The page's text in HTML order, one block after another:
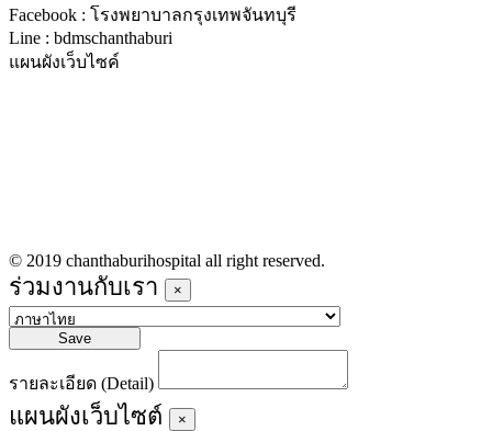
Facebook : โรงพยาบาลกรุงเทพจันทบุรี
Line : bdmschanthaburi
แผนผังเว็บไซค์
© 2019 chanthaburihospital all right reserved.
ร่วมงานกับเรา ×
Save
รายละเอียด (Detail)
แผนผังเว็บไซต์ ×